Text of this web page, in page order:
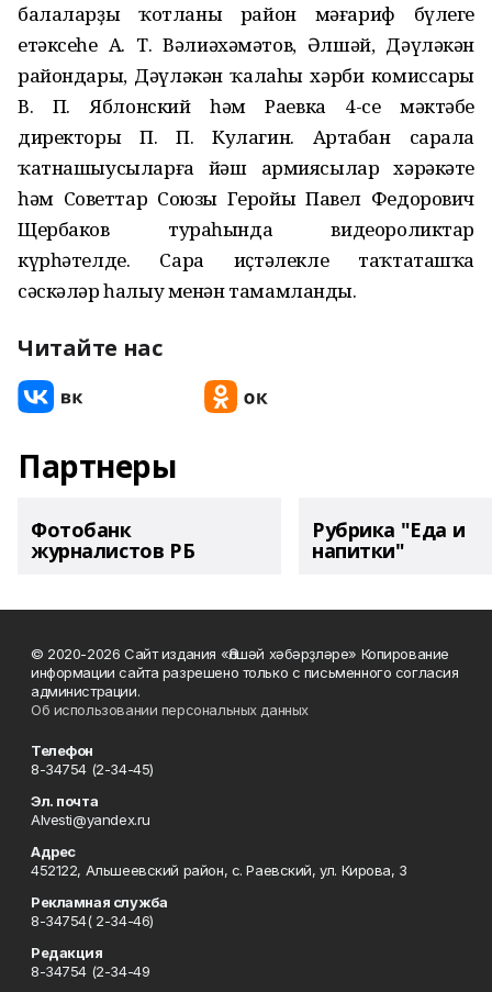
балаларҙы ҡотланы район мәғариф бүлеге
етәксеһе А. Т. Вәлиәхәмәтов, Әлшәй, Дәүләкән
райондары, Дәүләкән ҡалаһы хәрби комиссары
В. П. Яблонский һәм Раевка 4-се мәктәбе
директоры П. П. Кулагин. Артабан сарала
ҡатнашыусыларға йәш армиясылар хәрәкәте
һәм Советтар Союзы Геройы Павел Федорович
Щербаков тураһында видеороликтар
күрһәтелде. Сара иҫтәлекле таҡтаташҡа
сәскәләр һалыу менән тамамланды.
Читайте нас
Партнеры
Фотобанк
журналистов РБ
Рубрика "Еда и
напитки"
© 2020-2026 Сайт издания «Әлшәй хәбәрҙләре» Копирование
информации сайта разрешено только с письменного согласия
администрации.
Об использовании персональных данных
Телефон
8-34754 (2-34-45)
Эл. почта
Alvesti@yandex.ru
Адрес
452122, Альшеевский район, с. Раевский, ул. Кирова, 3
Рекламная служба
8-34754( 2-34-46)
Редакция
8-34754 (2-34-49